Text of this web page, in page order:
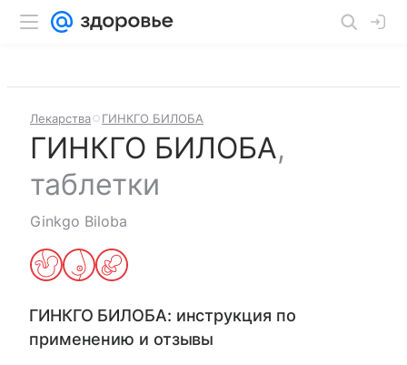
Лекарства ГИНКГО БИЛОБА
ГИНКГО БИЛОБА,
таблетки
Ginkgo Biloba
ГИНКГО БИЛОБА: инструкция по
применению и отзывы